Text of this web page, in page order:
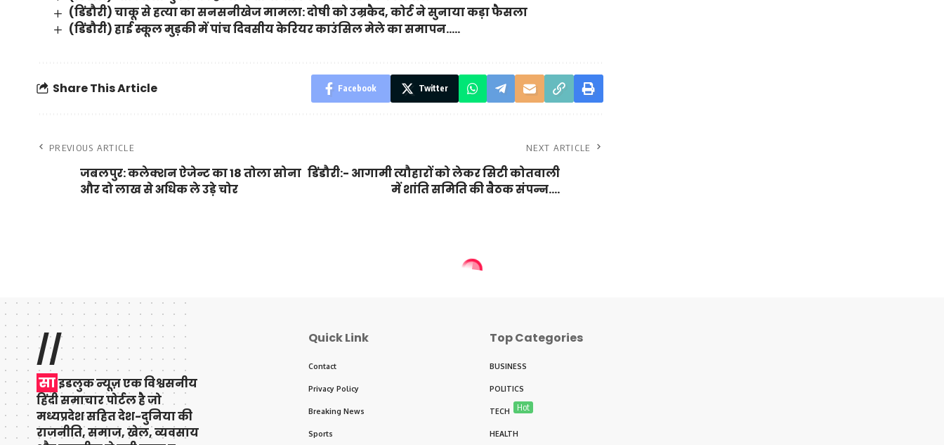
(डिंडौरी) चाकू से हत्या का सनसनीखेज मामला: दोषी को उम्रकैद, कोर्ट ने सुनाया कड़ा फैसला
(डिंडौरी) हाई स्कूल मुड़की में पांच दिवसीय केरियर काउंसिल मेले का समापन…..
Share This Article Facebook Twitter
PREVIOUS ARTICLE
जबलपुर: कलेक्शन ऐजेन्ट का 18 तोला सोना
और दो लाख से अधिक ले उड़े चोर
NEXT ARTICLE
डिंडौरी:- आगामी त्यौहारों को लेकर सिटी कोतवाली
में शांति समिति की बैठक संपन्न….
//
साइडलुक न्यूज़ एक विश्वसनीय
हिंदी समाचार पोर्टल है जो
मध्यप्रदेश सहित देश-दुनिया की
राजनीति, समाज, खेल, व्यवसाय
Quick Link
Contact
Privacy Policy
Breaking News
Sports
Top Categories
BUSINESS
POLITICS
TECH Hot
HEALTH